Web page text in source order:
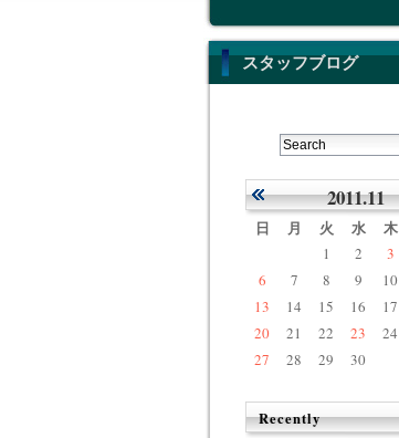
スタッフブログ
2011.11
日 月 火 水 木
1 2 3
6
7 8 9 10
13
14 15 16 17
20
21 22 23 24
27
28 29 30
Recently